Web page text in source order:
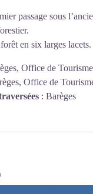
passage sous
en six larges lacets.
Office de Tourisme
Office de
: Barèges